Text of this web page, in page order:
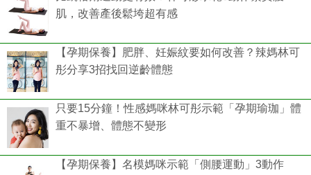
肌，改善產後鬆垮超有感
【孕期保養】肥胖、妊娠紋要如何改善？辣媽林可
彤分享3招找回逆齡體態
只要15分鐘！性感媽咪林可彤示範「孕期瑜珈」體
重不暴增、體態不變形
【孕期保養】名模媽咪示範「側腰運動」3動作